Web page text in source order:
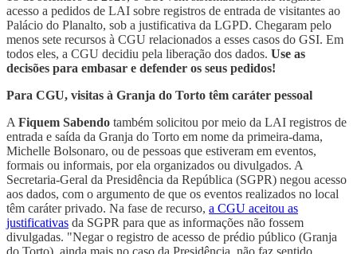
acesso a pedidos de LAI sobre registros de entrada de visitantes ao
Palácio do Planalto, sob a justificativa da LGPD. Chegaram pelo
menos sete recursos à CGU relacionados a esses casos do GSI. Em
todos eles, a CGU decidiu pela liberação dos dados. Use as
decisões para embasar e defender os seus pedidos!
Para CGU, visitas à Granja do Torto têm caráter pessoal
A Fiquem Sabendo também solicitou por meio da LAI registros de
entrada e saída da Granja do Torto em nome da primeira-dama,
Michelle Bolsonaro, ou de pessoas que estiveram em eventos,
formais ou informais, por ela organizados ou divulgados. A
Secretaria-Geral da Presidência da República (SGPR) negou acesso
aos dados, com o argumento de que os eventos realizados no local
têm caráter privado. Na fase de recurso, a CGU aceitou as
justificativas da SGPR para que as informações não fossem
divulgadas. "Negar o registro de acesso de prédio público (Granja
do Torto), ainda mais no caso da Presidência, não faz sentido.